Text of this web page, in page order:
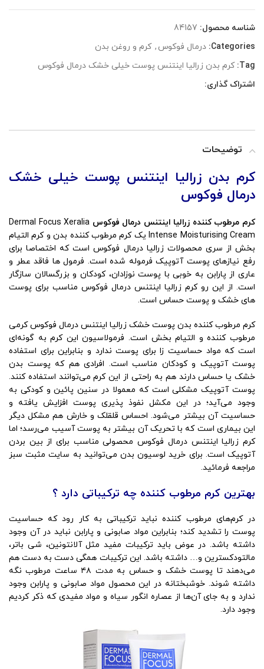
شناسه محصول: 84157
Categories: درمال فوکوس , کرم و روغن بدن
Tag: کرم بدن زرالیا اینتنس پوست خیلی خشک درمال فوکوس
اشتراک گذاری:
توضیحات
کرم بدن زرالیا اینتنس پوست خیلی خشک
درمال فوکوس
کرم مرطوب کننده زرالیا اینتنس درمال فوکوس Dermal Focus Xeralia
Intense Moisturising Cream یک کرم مرطوب کننده بدن و کرم التیام
بخش از سری محصولات زرالیا درمال فوکوس است که اختصاصا برای
رفع نیازهای پوست آتوپیک فرموله شده است. فرمول ها فاقد عطر و
عاری از پارابن به خوبی با پوست نوزادان، کودکان و بزرگسالان سازگار
است. از این رو کرم زرالیا اینتنس درمال فوکوس مناسب برای پوست
های خشک و پوست حساس است.
کرم مرطوب کننده بدن پوست خشک زرالیا اینتنس درمال فوکوس کرمی
مرطوب کننده و التیام بخش است. فرمولاسیون این کرم به گونه‌ای
است که مواد حساسیت زا برای پوست ندارد و بنابراین برای استفاده
پوست آتوپیک و کودکان مناسب است. افرادی هم که پوست بدن
خشک یا حساس دارند هم به راحتی از این کرم می‌توانند استفاده کنند.
پوست آتوپیک مشکلی است که معمولا در سنین پائین و کودکی به
وجود می‌آید؛ در این مکشل نفوذ پذیری پوست افزایش یافته و
حساسیت آن بیشتر می‌شود. احساس قلقلک و خارش هم مشکل دیگر
این بیماری است که با تحریک آن بیشتر به پوست آسیب می‌رسد؛ اما
کرم زرالیا اینتنس درمال فوکوس محصولی مناسب برای از بین بردن
آتوپیک است. برای خرید لوسیون بدن می‌توانید به سایت مثبت سبز
مراجعه فرمائید.
بهترین کرم مرطوب کننده چه ترکیباتی دارد ؟
در کرم‌های مرطوب کننده نباید ترکیباتی به کار رود که حساسیت
پوست را تشدید کند؛ بنابراین مواد صابونی و پارابن نباید در آن وجود
داشته باشد. در عوض باید ترکیبات مفید مثل آلانتونین، شی باتر،
مالتودکسترین و… داشته باشد. این ترکیبات همگی دست به دست هم
می‌دهند تا پوست خشک و حساس به مدت ۴۸ ساعت مرطوب نگه
داشته شوند. خوشبختانه در این محصول مواد صابونی و پارابن وجود
ندارد و به جای آن‌ها از عصاره انگور سیاه و مواد مفیدی که ذکر کردیم
وجود دارد.